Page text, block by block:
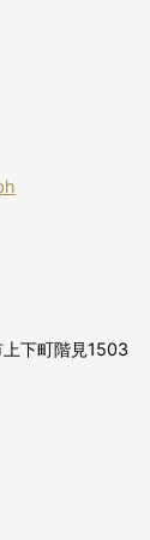
下町階見1503